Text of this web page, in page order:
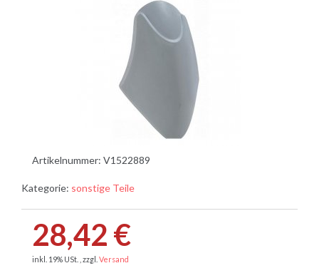
Artikelnummer: V1522889
Kategorie: sonstige Teile
28,42 €
inkl. 19% USt. , zzgl. Versand